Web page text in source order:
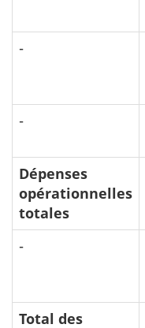
-
-
Dépenses
opérationnelles
totales
-
Total des